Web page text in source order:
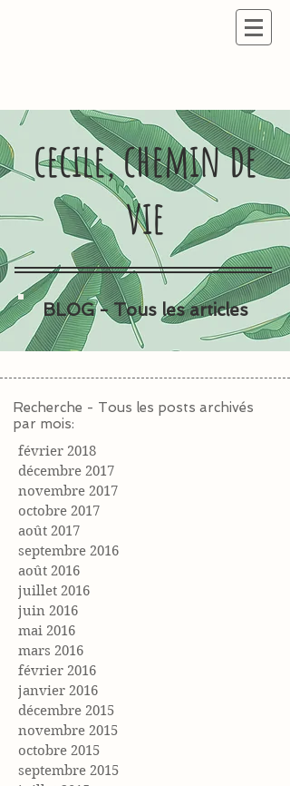
cecile, chemin de
vie
BLOG - Tous les articles
Recherche - Tous les posts archivés
par mois:
février 2018
décembre 2017
novembre 2017
octobre 2017
août 2017
septembre 2016
août 2016
juillet 2016
juin 2016
mai 2016
mars 2016
février 2016
janvier 2016
décembre 2015
novembre 2015
octobre 2015
septembre 2015